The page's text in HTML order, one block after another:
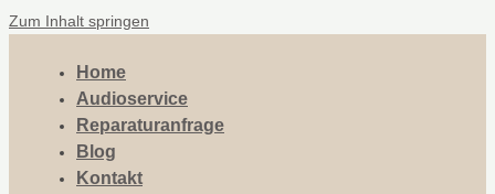
Zum Inhalt springen
Home
Audioservice
Reparaturanfrage
Blog
Kontakt